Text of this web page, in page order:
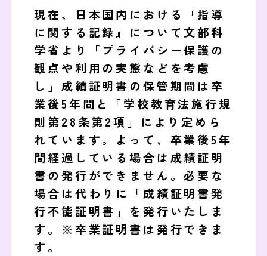
現在、日本国内における『指導
に関する記録』について文部科
学省より「プライバシー保護の
観点や利用の実態などを考慮
し」成績証明書の保管期間は卒
業後5年間と「学校教育法施行規
則第28条第2項」により定めら
れています。よって、卒業後5年
間経過している場合は成績証明
書の発行ができません。必要な
場合は代わりに「成績証明書発
行不能証明書」を発行いたしま
す。※卒業証明書は発行できま
す。